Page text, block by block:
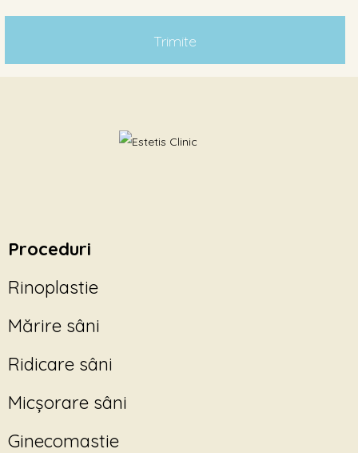
Proceduri
Rinoplastie
Mărire sâni
Ridicare sâni
Micșorare sâni
Ginecomastie